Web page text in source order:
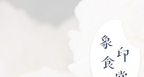
難波・なんばスカ
和食「象印食堂」
大阪難波の和食「象印
ホービンが、「ごはん
して、美味しいごはん